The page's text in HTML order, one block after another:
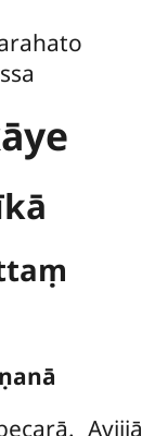
Avijjā